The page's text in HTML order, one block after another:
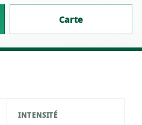
Carte
INTENSITÉ